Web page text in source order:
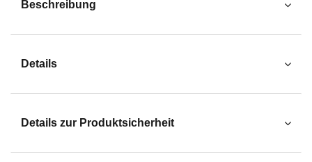
Beschreibung
Details
Details zur Produktsicherheit